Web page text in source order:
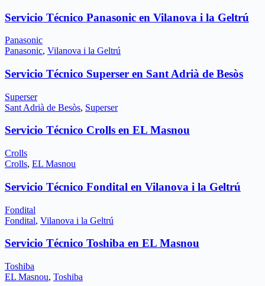
Servicio Técnico Panasonic en Vilanova i la Geltrú
Panasonic
Panasonic, Vilanova i la Geltrú
Servicio Técnico Superser en Sant Adrià de Besòs
Superser
Sant Adrià de Besòs, Superser
Servicio Técnico Crolls en EL Masnou
Crolls
Crolls, EL Masnou
Servicio Técnico Fondital en Vilanova i la Geltrú
Fondital
Fondital, Vilanova i la Geltrú
Servicio Técnico Toshiba en EL Masnou
Toshiba
EL Masnou, Toshiba